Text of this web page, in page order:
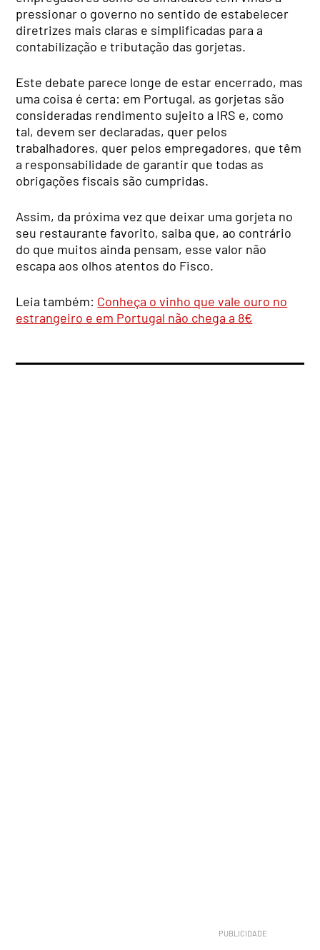
pressionar o governo no sentido de estabelecer
diretrizes mais claras e simplificadas para a
contabilização e tributação das gorjetas.
Este debate parece longe de estar encerrado, mas
uma coisa é certa: em Portugal, as gorjetas são
consideradas rendimento sujeito a IRS e, como
tal, devem ser declaradas, quer pelos
trabalhadores, quer pelos empregadores, que têm
a responsabilidade de garantir que todas as
obrigações fiscais são cumpridas.
Assim, da próxima vez que deixar uma gorjeta no
seu restaurante favorito, saiba que, ao contrário
do que muitos ainda pensam, esse valor não
escapa aos olhos atentos do Fisco.
Leia também: Conheça o vinho que vale ouro no
estrangeiro e em Portugal não chega a 8€